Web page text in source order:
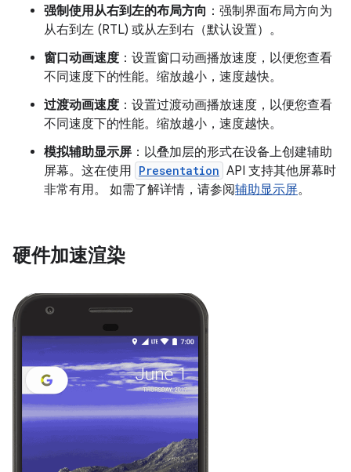
强制使用从右到左的布局方向 ：强制界面布局方向为
从右到左 (RTL) 或从左到右（默认设置）。
窗口动画速度 ：设置窗口动画播放速度，以便您查看
不同速度下的性能。缩放越小，速度越快。
过渡动画速度 ：设置过渡动画播放速度，以便您查看
不同速度下的性能。缩放越小，速度越快。
模拟辅助显示屏 ：以叠加层的形式在设备上创建辅助
屏幕。这在使用 Presentation API 支持其他屏幕时
非常有用。 如需了解详情，请参阅辅助显示屏。
硬件加速渲染